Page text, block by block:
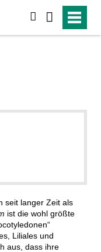
seit langer Zeit als
ist die wohl größte
Liliales und
aus, dass ihre